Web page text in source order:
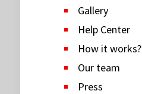
Gallery
Help Center
How it works?
Our team
Press